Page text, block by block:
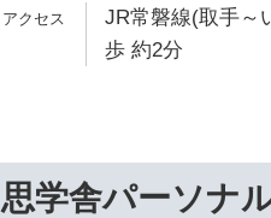
JR常磐線(取手～
歩 約2分
思学舎パーソナ